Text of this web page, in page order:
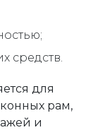
средств.
для
рам,
и